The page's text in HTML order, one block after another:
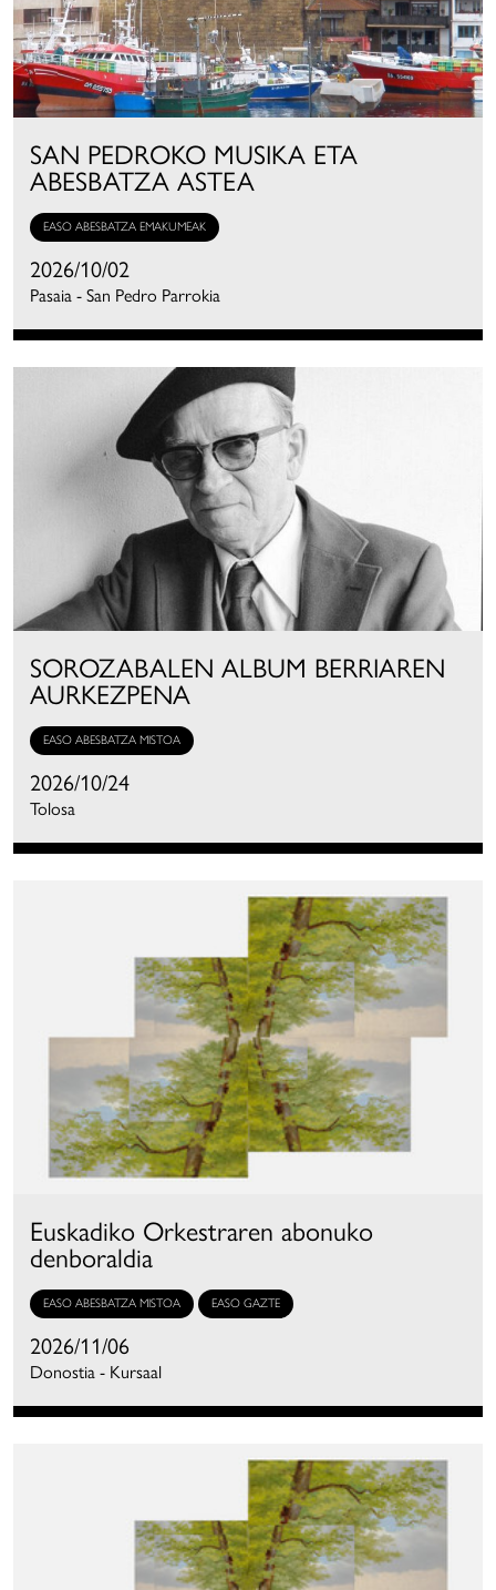
SAN PEDROKO MUSIKA ETA
ABESBATZA ASTEA
EASO ABESBATZA EMAKUMEAK
2026/10/02
Pasaia - San Pedro Parrokia
SOROZABALEN ALBUM BERRIAREN
AURKEZPENA
EASO ABESBATZA MISTOA
2026/10/24
Tolosa
Euskadiko Orkestraren abonuko
denboraldia
EASO ABESBATZA MISTOA EASO GAZTE
2026/11/06
Donostia - Kursaal